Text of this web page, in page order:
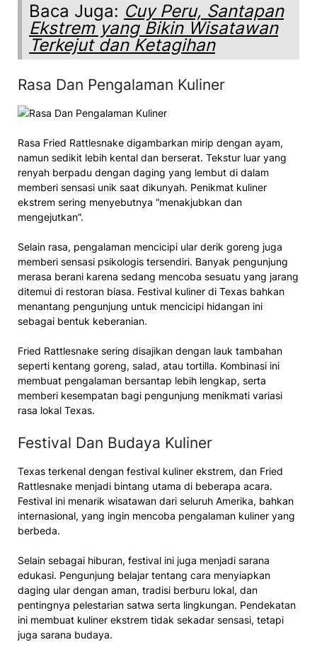
Baca Juga: Cuy Peru, Santapan
Ekstrem yang Bikin Wisatawan
Terkejut dan Ketagihan
Rasa Dan Pengalaman Kuliner
Rasa Fried Rattlesnake digambarkan mirip dengan ayam,
namun sedikit lebih kental dan berserat. Tekstur luar yang
renyah berpadu dengan daging yang lembut di dalam
memberi sensasi unik saat dikunyah. Penikmat kuliner
ekstrem sering menyebutnya “menakjubkan dan
mengejutkan”.
Selain rasa, pengalaman mencicipi ular derik goreng juga
memberi sensasi psikologis tersendiri. Banyak pengunjung
merasa berani karena sedang mencoba sesuatu yang jarang
ditemui di restoran biasa. Festival kuliner di Texas bahkan
menantang pengunjung untuk mencicipi hidangan ini
sebagai bentuk keberanian.
Fried Rattlesnake sering disajikan dengan lauk tambahan
seperti kentang goreng, salad, atau tortilla. Kombinasi ini
membuat pengalaman bersantap lebih lengkap, serta
memberi kesempatan bagi pengunjung menikmati variasi
rasa lokal Texas.
Festival Dan Budaya Kuliner
Texas terkenal dengan festival kuliner ekstrem, dan Fried
Rattlesnake menjadi bintang utama di beberapa acara.
Festival ini menarik wisatawan dari seluruh Amerika, bahkan
internasional, yang ingin mencoba pengalaman kuliner yang
berbeda.
Selain sebagai hiburan, festival ini juga menjadi sarana
edukasi. Pengunjung belajar tentang cara menyiapkan
daging ular dengan aman, tradisi berburu lokal, dan
pentingnya pelestarian satwa serta lingkungan. Pendekatan
ini membuat kuliner ekstrem tidak sekadar sensasi, tetapi
juga sarana budaya.